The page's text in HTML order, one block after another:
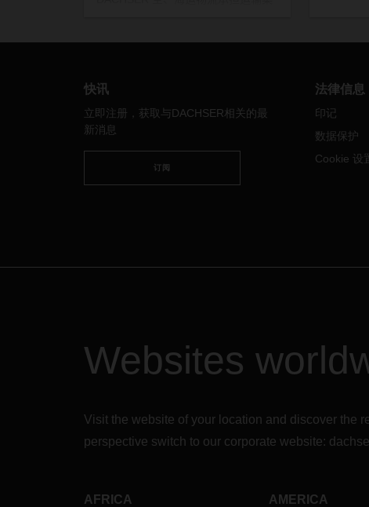
快讯
立即注册，获取与DACHSER相关的最
新消息
订阅
法律信息
印记
数据保护
Cookie 设
Websites
Visit the website of your location and discover the
perspective switch to our corporate website:
AFRICA AMERICA